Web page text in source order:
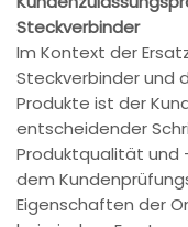
Steckverbinder
Im Kontext der
Steckverbinder und
Produkte ist der
entscheidender
Produktqualität und
dem
Eigenschaften der